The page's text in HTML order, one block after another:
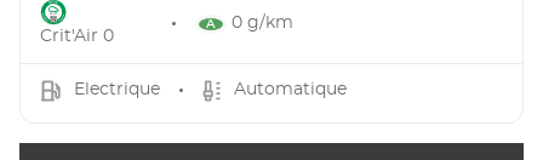
Crit'Air 0
0 g/km
Electrique Automatique